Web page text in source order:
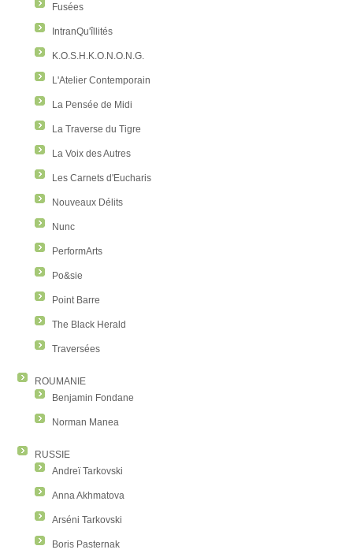
Fusées
IntranQu'îllités
K.O.S.H.K.O.N.O.N.G.
L'Atelier Contemporain
La Pensée de Midi
La Traverse du Tigre
La Voix des Autres
Les Carnets d'Eucharis
Nouveaux Délits
Nunc
PerformArts
Po&sie
Point Barre
The Black Herald
Traversées
ROUMANIE
Benjamin Fondane
Norman Manea
RUSSIE
Andreï Tarkovski
Anna Akhmatova
Arséni Tarkovski
Boris Pasternak